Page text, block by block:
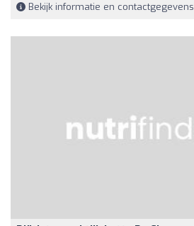
Bekijk informatie en contactgegevens